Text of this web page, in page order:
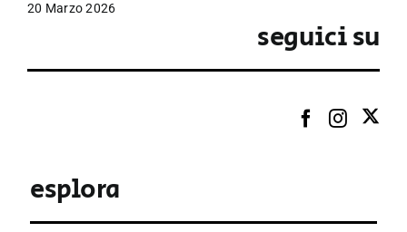
20 Marzo 2026
seguici su
esplora